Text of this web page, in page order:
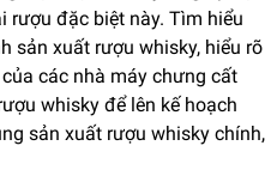
rượu đặc biệt này. Tìm hiểu
sản xuất rượu whisky, hiểu rõ
các nhà máy chưng cất
whisky để lên kế hoạch
sản xuất rượu whisky chính,